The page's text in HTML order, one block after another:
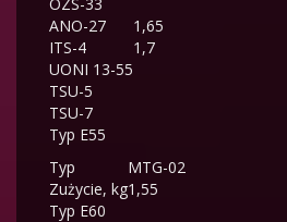
ANO-27
1,65
ITS-4
1,7
UONI 13-55
TSU-5
TSU-7
Typ E55
Typ
MTG-02
Zużycie, kg1,55
Typ E60